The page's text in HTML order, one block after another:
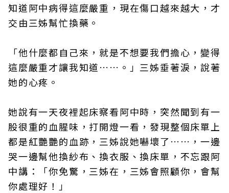
知道阿中病得這麼嚴重，現在傷口越來越大，才
交由三姊幫忙換藥。
「他什麼都自己來，就是不想要我們擔心，變得
這麼嚴重才讓我知道……。」三姊垂著淚，說著
她的心疼。
她說有一天夜裡起床察看阿中時，突然聞到有一
股很重的血腥味，打開燈一看，發現整個床單上
都是紅艷艷的血跡，三姊說她嚇壞了……，一邊
哭一邊幫他換紗布、換衣服、換床單，不忘跟阿
中講：「你免驚，三姊在，三姊會照顧你，會幫
你處理好！」